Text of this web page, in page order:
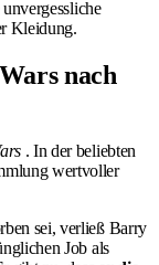
Kleidung.
nach
. In der beliebten
wertvoller
sei, verließ Barry
Job als